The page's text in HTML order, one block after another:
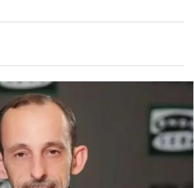
Operación Viuda
Navarra